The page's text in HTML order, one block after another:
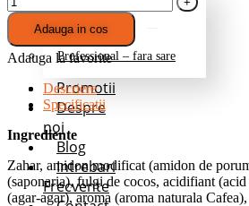
Grill si Barbeque
Mixuri de baza
Pentru cartofi
Professional – fara sare
Promotii
Despre
noi
Blog
Intrebari
Frecvente
Adauga in cos
Adauga la favorite
Descriere
Specificatii
Ingrediente
Zahar, amidon modificat (amidon de
(saponaria), fulgi de cocos, acidifiant
(agar-agar), aroma (aroma naturala